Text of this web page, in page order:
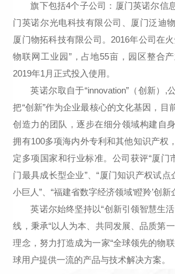
旗下包括4个子公司：厦门英诺尔信
门英诺尔光电科技有限公司、厦门泛迪
厦门物拓科技有限公司。2016年公司在
物联网工业园”，占地55亩，园区整合
2019年1月正式投入使用。
英诺尔取自于“innovation”（创新）,
把“创新”作为企业最核心的文化基因，目
创造力的团队，逐步在细分领域构建自
拥有100多项海内外专利和其他知识产权
定多项国家和行业标准。公司获评“厦门
门最具成长型企业”、“厦门知识产权试点
小巨人”、“福建省数字经济领域‘瞪羚’创新
英诺尔始终坚持以“创新引领智慧生
线，秉承“以人为本、共同发展、品质第
理念，努力打造成为一家“全球领先的物
球用户提供一流的产品与技术解决方案。